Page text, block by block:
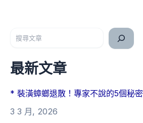
最新文章
* 裝潢蟑螂退散！專家不說的5個秘密
3 3 月, 2026